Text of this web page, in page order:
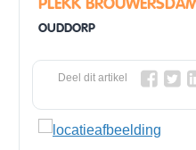
OUDDORP
Deel dit artikel